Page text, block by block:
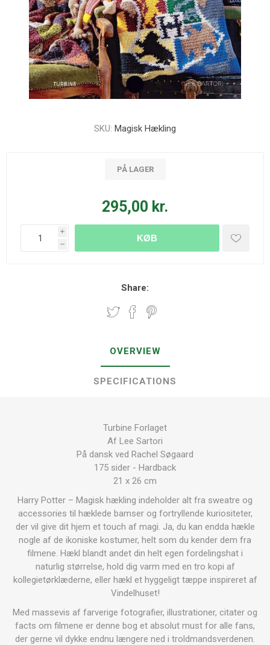
SKU: Magisk Hækling
PÅ LAGER
295,00 kr.
i
h
KØB
Share:
OVERVIEW
SPECIFICATIONS
Turbine Forlaget
Af Lee Sartori
På dansk ved Rachel Søgaard
175 sider - Hardback
21 x 26 cm
Harry Potter – Magisk hækling indeholder alt fra sweatre og
accessories til hæklede bamser og fortryllende kuriositeter,
der vil give dit hjem et touch af magi. Ja, du kan endda hækle
nogle af de ikoniske kostumer, helt som du kender dem fra
filmene. Hækl blandt andet din helt egen fordelingshat i
naturlig størrelse, hold dig varm med en tro kopi af
kollegietørklæderne, eller hækl et hyggeligt tæppe inspireret af
Vindelhuset!
Med massevis af farverige fotografier, illustrationer, citater og
facts om filmene er denne bog et absolut must for alle fans,
der gerne vil dykke endnu længere ned i troldmandsverdenen.